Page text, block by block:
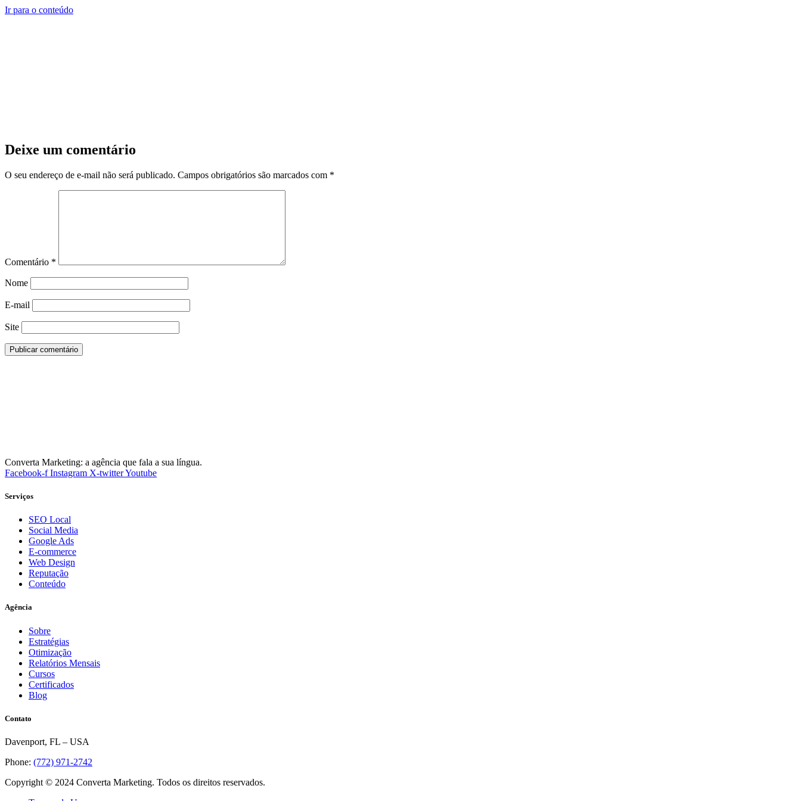
Ir para o conteúdo
Deixe um comentário
O seu endereço de e-mail não será publicado. Campos obrigatórios são marcados com *
Comentário *
Nome
E-mail
Site
Converta Marketing: a agência que fala a sua língua.
Facebook-f Instagram X-twitterYoutube
Serviços
SEO Local
Social Media
Google Ads
E-commerce
Web Design
Reputação
Conteúdo
Agência
Sobre
Estratégias
Otimização
Relatórios Mensais
Cursos
Certificados
Blog
Contato
Davenport, FL – USA
Phone: (772) 971-2742
Copyright © 2024 Converta Marketing. Todos os direitos reservados.